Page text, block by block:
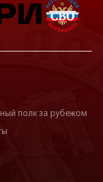
полк за рубежом